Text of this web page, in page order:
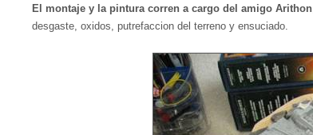
El montaje y la pintura corren a cargo del amigo Arithon
desgaste, oxidos, putrefaccion del terreno y ensuciado.